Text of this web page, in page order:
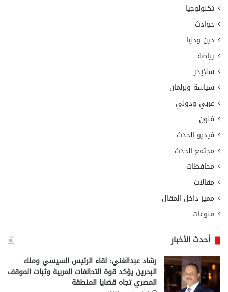
تكنولوجيا
حوادث
دين ودنيا
رياضة
سلايدر
سياسة وبرلمان
عربي ودولي
فنون
فيديو الحدث
مجتمع الحدث
محافظات
مقالات
مميز داخل المقال
منوعات
أحدث الأخبار
رشاد عبدالغني: لقاء الرئيس السيسي وملك
البحرين يؤكد قوة التحالفات العربية وثبات الموقف
المصري تجاه قضايا المنطقة